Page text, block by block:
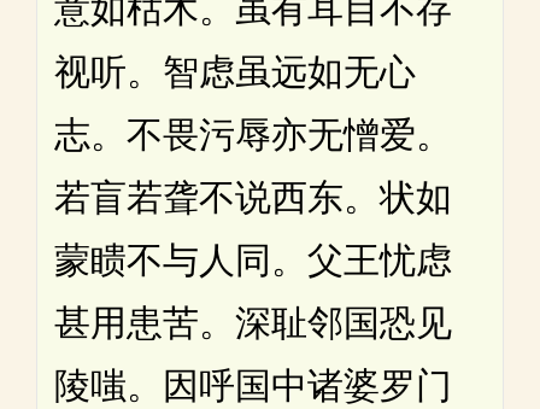
意如枯木。虽有耳目不存
视听。智虑虽远如无心
志。不畏污辱亦无憎爱。
若盲若聋不说西东。状如
蒙瞆不与人同。父王忧虑
甚用患苦。深耻邻国恐见
陵嗤。因呼国中诸婆罗门